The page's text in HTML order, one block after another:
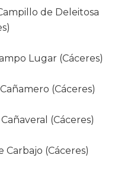
de Deleitosa
Lugar (Cáceres)
(Cáceres)
(Cáceres)
Carbajo (Cáceres)